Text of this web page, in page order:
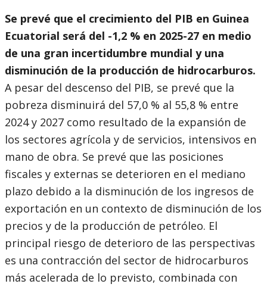
Se prevé que el crecimiento del PIB en Guinea
Ecuatorial será del -1,2 % en 2025-27 en medio
de una gran incertidumbre mundial y una
disminución de la producción de hidrocarburos.
A pesar del descenso del PIB, se prevé que la
pobreza disminuirá del 57,0 % al 55,8 % entre
2024 y 2027 como resultado de la expansión de
los sectores agrícola y de servicios, intensivos en
mano de obra. Se prevé que las posiciones
fiscales y externas se deterioren en el mediano
plazo debido a la disminución de los ingresos de
exportación en un contexto de disminución de los
precios y de la producción de petróleo. El
principal riesgo de deterioro de las perspectivas
es una contracción del sector de hidrocarburos
más acelerada de lo previsto, combinada con